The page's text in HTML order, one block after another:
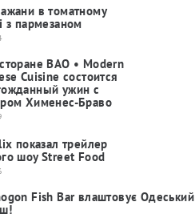
в томатному
з пармезаном
BAO • Modern
Cuisine состоится
ужин с
Хименес-Браво
показал трейлер
шоу Street Food
Fish Bar влаштовує Одеський